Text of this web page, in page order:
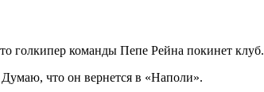
голкипер команды Пепе Рейна покинет клуб.
что он вернется в «Наполи».